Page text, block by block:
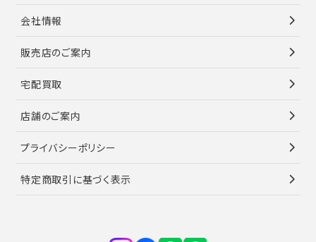
会社情報
販売店のご案内
宅配買取
店舗のご案内
プライバシーポリシー
特定商取引に基づく表示